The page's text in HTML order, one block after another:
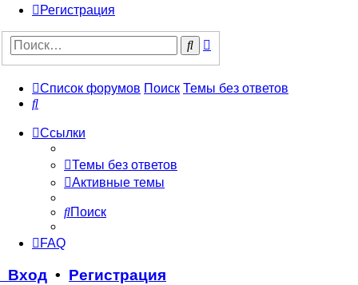
Регистрация
Поиск
Список форумов Поиск Темы без ответов
Поиск
Ссылки
Темы без ответов
Активные темы
Поиск
FAQ
Вход • Регистрация